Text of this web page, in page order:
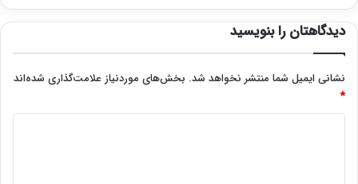
دیدگاهتان را بنویسید
نشانی ایمیل شما منتشر نخواهد شد. بخش‌های موردنیاز علامت‌گذاری شده‌اند
*